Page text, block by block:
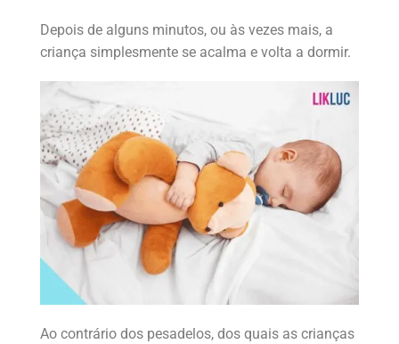
Depois de alguns minutos, ou às vezes mais, a
criança simplesmente se acalma e volta a dormir.
Ao contrário dos pesadelos, dos quais as crianças